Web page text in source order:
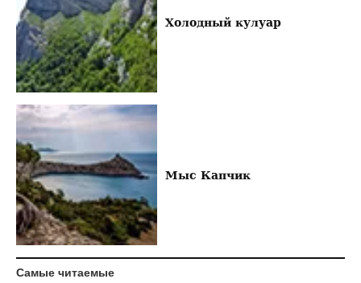
Холодный кулуар
Мыс Капчик
Самые читаемые